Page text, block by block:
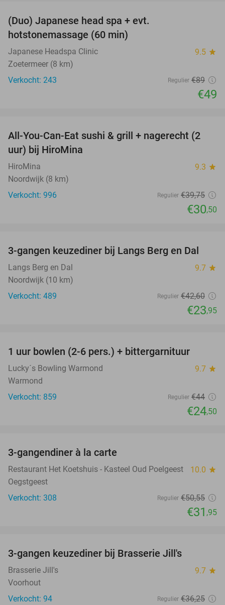
(Duo) Japanese head spa + evt.
hotstonemassage (60 min)
Japanese Headspa Clinic 9.5 star
Zoetermeer (8 km)
Verkocht: 243
Regulier €89
€49
23%
All-You-Can-Eat sushi & grill + nagerecht (2
uur) bij HiroMina
HiroMina 9.3 star
Noordwijk (8 km)
Verkocht: 996
Regulier €39,75
€30,50
44%
3-gangen keuzediner bij Langs Berg en Dal
Langs Berg en Dal 9.7 star
Noordwijk (10 km)
Verkocht: 489
Regulier €42,60
€23,95
1 uur bowlen (2-6 pers.) + bittergarnituur
Lucky´s Bowling Warmond 9.7 star
Warmond
Verkocht: 859
Regulier €44
€24,50
3-gangendiner à la carte
Restaurant Het Koetshuis - Kasteel Oud Poelgeest 10.0 star
Oegstgeest
Verkocht: 308
Regulier €50,55
€31 ,95
3-gangen keuzediner bij Brasserie Jill's
Brasserie Jill's 9.7 star
Voorhout
Verkocht: 94
Regulier €36,25